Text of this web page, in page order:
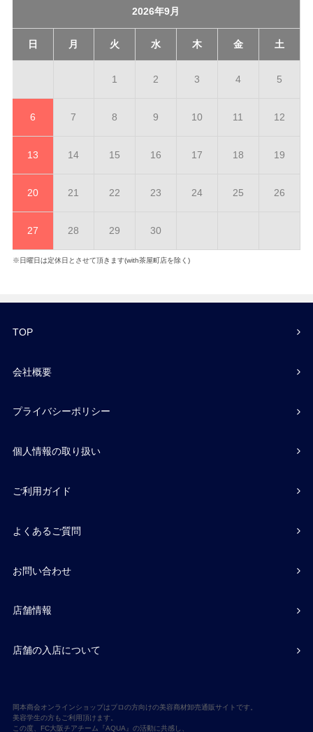
2026年9月
日 月 火 水 木 金 土
1 2 3 4 5
6 7 8 9 10 11 12
13 14 15 16 17 18 19
20 21 22 23 24 25 26
27 28 29 30
※日曜日は定休日とさせて頂きます(with茶屋町店を除く)
TOP
会社概要
プライバシーポリシー
個人情報の取り扱い
ご利用ガイド
よくあるご質問
お問い合わせ
店舗情報
店舗の入店について
岡本商会オンラインショップはプロの方向けの美容商材卸売通販サイトです。
美容学生の方もご利用頂けます。
この度、FC大阪チアチーム『AQUA』の活動に共感し、